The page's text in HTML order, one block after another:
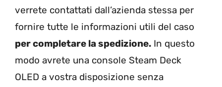
verrete contattati dall’azienda stessa per
fornire tutte le informazioni utili del caso
per completare la spedizione. In questo
modo avrete una console Steam Deck
OLED a vostra disposizione senza